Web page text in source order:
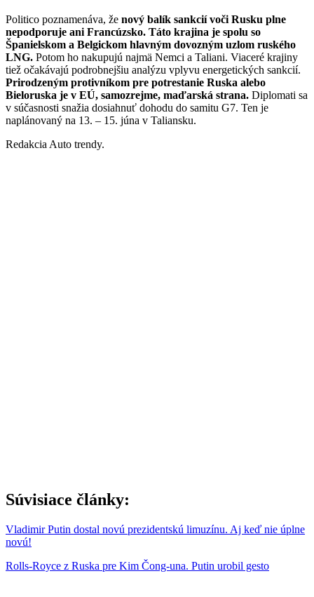
Politico poznamenáva, že nový balík sankcií voči Rusku plne
nepodporuje ani Francúzsko. Táto krajina je spolu so
Španielskom a Belgickom hlavným dovozným uzlom ruského
LNG. Potom ho nakupujú najmä Nemci a Taliani. Viaceré krajiny
tiež očakávajú podrobnejšiu analýzu vplyvu energetických sankcií.
Prirodzeným protivníkom pre potrestanie Ruska alebo
Bieloruska je v EÚ, samozrejme, maďarská strana. Diplomati sa
v súčasnosti snažia dosiahnuť dohodu do samitu G7. Ten je
naplánovaný na 13. – 15. júna v Taliansku.
Redakcia Auto trendy.
Súvisiace články:
Vladimir Putin dostal novú prezidentskú limuzínu. Aj keď nie úplne
novú!
Rolls-Royce z Ruska pre Kim Čong-una. Putin urobil gesto